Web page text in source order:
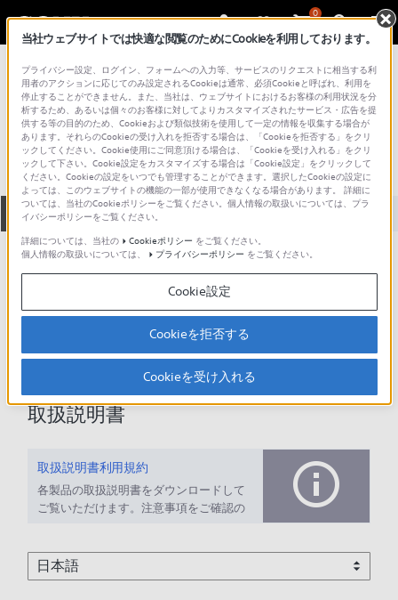
0
総合サポート・お問い合わせ プロフェッショナル／業務用
SWEV-2000
全て ダウンロード 取扱説明書 Q&A
ダウンロード
現在、本ページで提供されているアップデート情報はありませ
取扱説明書
取扱説明書利用規約
各製品の取扱説明書をダウンロードして
ご覧いただけます。注意事項をご確認の
当社ウェブサイトでは快適な閲覧のためにCookieを利用しております。
プライバシー設定、ログイン、フォームへの入力等、サービスのリクエストに相当する利
用者のアクションに応じてのみ設定されるCookieは通常、必須Cookieと呼ばれ、利用を
停止することができません。また、当社は、ウェブサイトにおけるお客様の利用状況を分
析するため、あるいは個々のお客様に対してよりカスタマイズされたサービス・広告を提
供する等の目的のため、Cookieおよび類似技術を使用して一定の情報を収集する場合が
あります。それらのCookieの受け入れを拒否する場合は、「Cookieを拒否する」をクリ
ックしてください。Cookie使用にご同意頂ける場合は、「Cookieを受け入れる」をクリ
ックして下さい。Cookie設定をカスタマイズする場合は「Cookie設定」をクリックして
ください。Cookieの設定をいつでも管理することができます。選択したCookieの設定に
よっては、このウェブサイトの機能の一部が使用できなくなる場合があります。 詳細に
ついては、当社のCookieポリシーをご覧ください。個人情報の取扱いについては、プラ
イバシーポリシーをご覧ください。
詳細については、当社の
Cookieポリシー をご覧ください。
個人情報の取扱いについては、
プライバシーポリシー をご覧ください。
Cookie設定
Cookieを拒否する
Cookieを受け入れる